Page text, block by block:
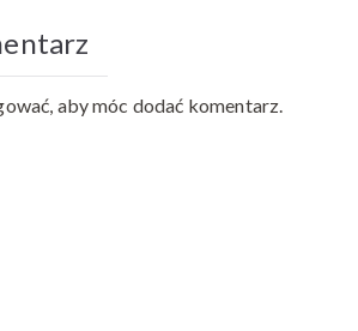
, aby móc dodać komentarz.